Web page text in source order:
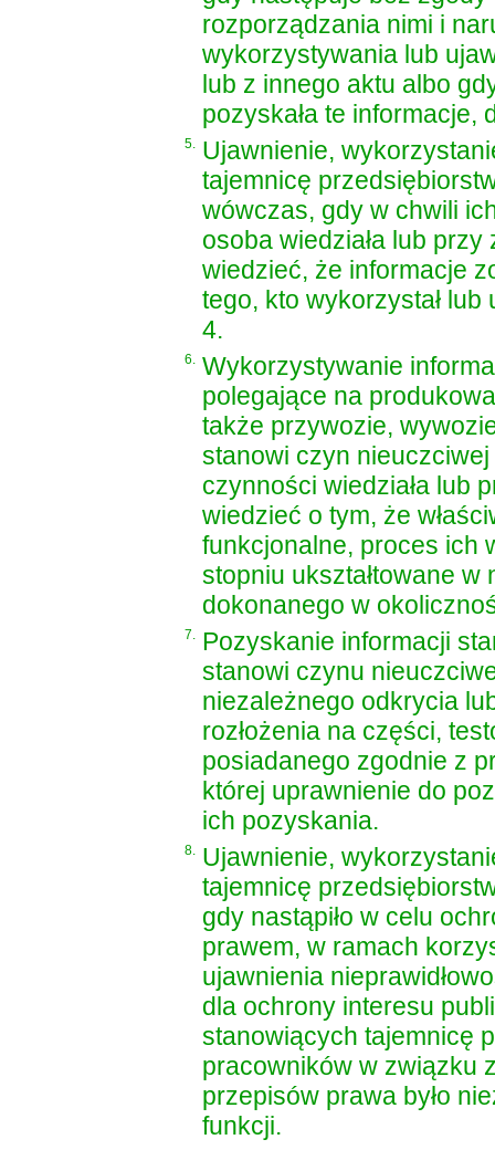
rozporządzania nimi i
wykorzystywania lub
lub z innego aktu albo
pozyskała te
5. Ujawnienie,
tajemnicę
wówczas, gdy w chwili
osoba wiedziała lub
wiedzieć, że informacje
tego, kto wykorzystał
4.
6. Wykorzystywanie
polegające na
także przywozie,
stanowi czyn
czynności wiedziała lub
wiedzieć o tym, że
funkcjonalne, proces ich
stopniu ukształtowane
dokonanego w
7. Pozyskanie informacji
stanowi czynu
niezależnego odkrycia
rozłożenia na części,
posiadanego zgodnie z
której uprawnienie do
ich pozyskania.
8. Ujawnienie,
tajemnicę
gdy nastąpiło w celu
prawem, w ramach
ujawnienia
dla ochrony interesu
stanowiących tajemnicę
pracowników w związku
przepisów prawa było
funkcji.